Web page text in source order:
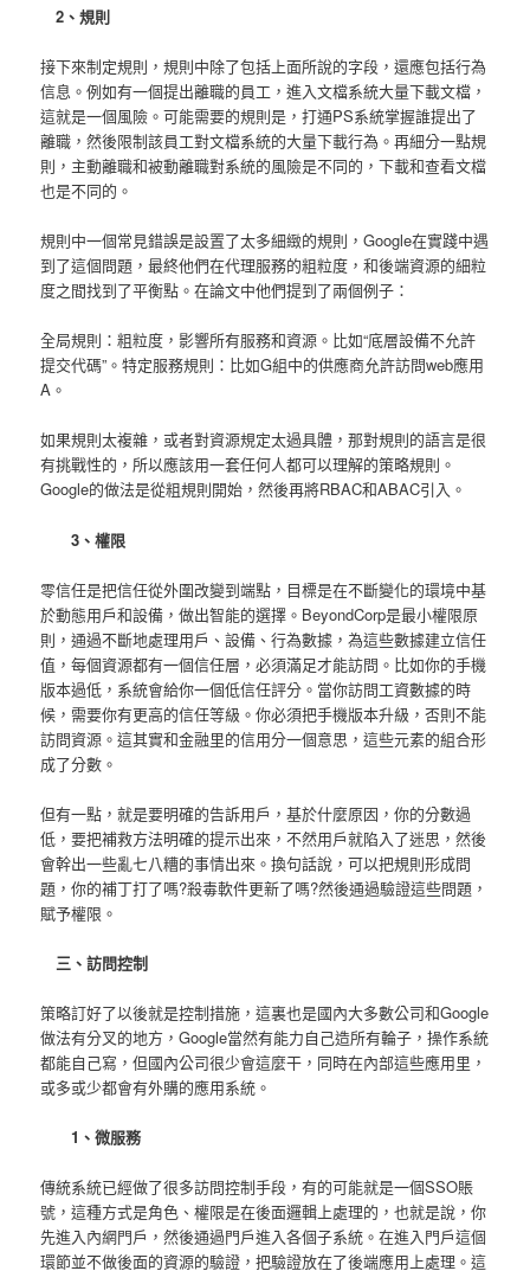
2、規則
接下來制定規則，規則中除了包括上面所說的字段，還應包括行為
信息。例如有一個提出離職的員工，進入文檔系統大量下載文檔，
這就是一個風險。可能需要的規則是，打通PS系統掌握誰提出了
離職，然後限制該員工對文檔系統的大量下載行為。再細分一點規
則，主動離職和被動離職對系統的風險是不同的，下載和查看文檔
也是不同的。
規則中一個常見錯誤是設置了太多細緻的規則，Google在實踐中遇
到了這個問題，最終他們在代理服務的粗粒度，和後端資源的細粒
度之間找到了平衡點。在論文中他們提到了兩個例子：
全局規則：粗粒度，影響所有服務和資源。比如“底層設備不允許
提交代碼”。特定服務規則：比如G組中的供應商允許訪問web應用
A。
如果規則太複雜，或者對資源規定太過具體，那對規則的語言是很
有挑戰性的，所以應該用一套任何人都可以理解的策略規則。
Google的做法是從粗規則開始，然後再將RBAC和ABAC引入。
3、權限
零信任是把信任從外圍改變到端點，目標是在不斷變化的環境中基
於動態用戶和設備，做出智能的選擇。BeyondCorp是最小權限原
則，通過不斷地處理用戶、設備、行為數據，為這些數據建立信任
值，每個資源都有一個信任層，必須滿足才能訪問。比如你的手機
版本過低，系統會給你一個低信任評分。當你訪問工資數據的時
候，需要你有更高的信任等級。你必須把手機版本升級，否則不能
訪問資源。這其實和金融里的信用分一個意思，這些元素的組合形
成了分數。
但有一點，就是要明確的告訴用戶，基於什麼原因，你的分數過
低，要把補救方法明確的提示出來，不然用戶就陷入了迷思，然後
會幹出一些亂七八糟的事情出來。換句話說，可以把規則形成問
題，你的補丁打了嗎?殺毒軟件更新了嗎?然後通過驗證這些問題，
賦予權限。
三、訪問控制
策略訂好了以後就是控制措施，這裏也是國內大多數公司和Google
做法有分叉的地方，Google當然有能力自己造所有輪子，操作系統
都能自己寫，但國內公司很少會這麼干，同時在內部這些應用里，
或多或少都會有外購的應用系統。
1、微服務
傳統系統已經做了很多訪問控制手段，有的可能就是一個SSO賬
號，這種方式是角色、權限是在後面邏輯上處理的，也就是說，你
先進入內網門戶，然後通過門戶進入各個子系統。在進入門戶這個
環節並不做後面的資源的驗證，把驗證放在了後端應用上處理。這